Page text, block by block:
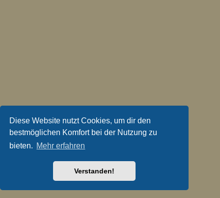
Diese Website nutzt Cookies, um dir den
bestmöglichen Komfort bei der Nutzung zu
bieten. Mehr erfahren
Verstanden!